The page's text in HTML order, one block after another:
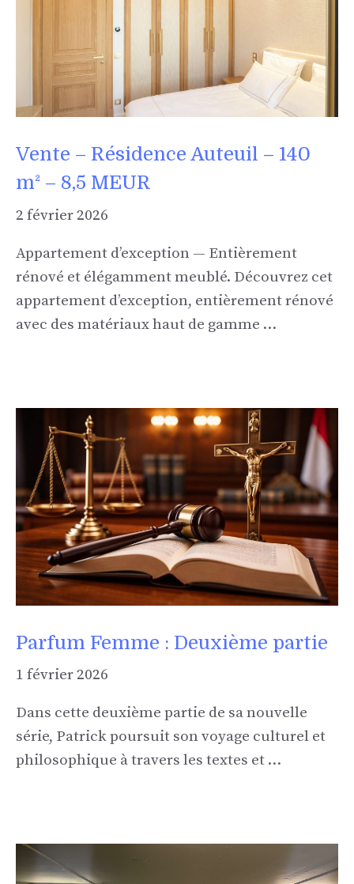
Vente – Résidence Auteuil – 140
m² – 8,5 MEUR
2 février 2026
Appartement d’exception — Entièrement
rénové et élégamment meublé. Découvrez cet
appartement d’exception, entièrement rénové
avec des matériaux haut de gamme …
Parfum Femme : Deuxième partie
1 février 2026
Dans cette deuxième partie de sa nouvelle
série, Patrick poursuit son voyage culturel et
philosophique à travers les textes et …